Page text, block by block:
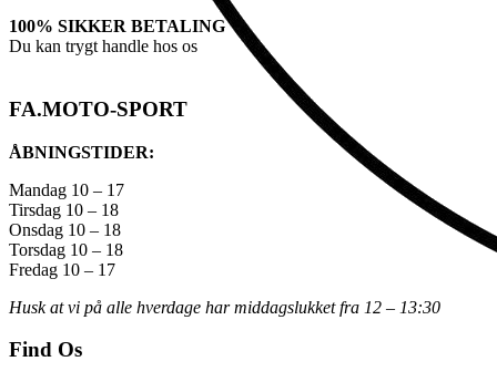
100% SIKKER BETALING
Du kan trygt handle hos os
FA.MOTO-SPORT
ÅBNINGSTIDER:
Mandag 10 – 17
Tirsdag 10 – 18
Onsdag 10 – 18
Torsdag 10 – 18
Fredag 10 – 17
Husk at vi på alle hverdage har middagslukket fra 12 – 13:30
Find Os